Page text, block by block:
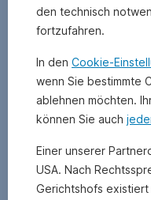
den technisch
fortzufahren.
In den Cookie-
wenn Sie bestimmte
ablehnen möchten.
können Sie auch
Einer unserer
USA. Nach
Gerichtshofs